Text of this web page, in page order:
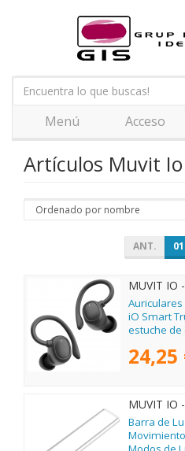
Menú Acceso
Artículos Muvit Io
ANT. 01
MUVIT IO
iO Smart
estuche
24,25
MUVIT IO
Barra de